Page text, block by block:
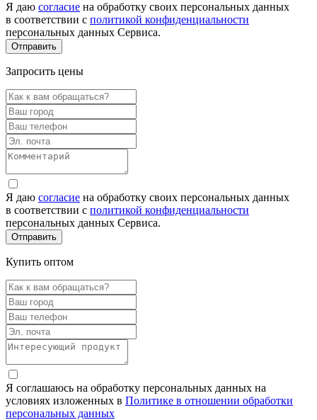
Я даю согласие на обработку своих персональных данных
в соответствии с политикой конфиденциальности
персональных данных Сервиса.
Запросить цены
Я даю согласие на обработку своих персональных данных
в соответствии с политикой конфиденциальности
персональных данных Сервиса.
Купить оптом
Я соглашаюсь на обработку персональных данных на
условиях изложенных в Политике в отношении обработки
персональных данных